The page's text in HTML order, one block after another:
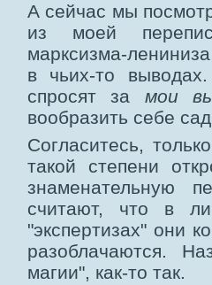
А сейчас мы
из моей
марксизма-
в чьих-то
спросят за мои
вообразить себе
Согласитесь,
такой степени
знаменательную
считают, что в
"экспертизах" они
разоблачаются.
магии", как-то так.